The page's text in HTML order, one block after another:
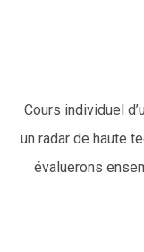
Cours individuel
un radar de haute
évaluerons